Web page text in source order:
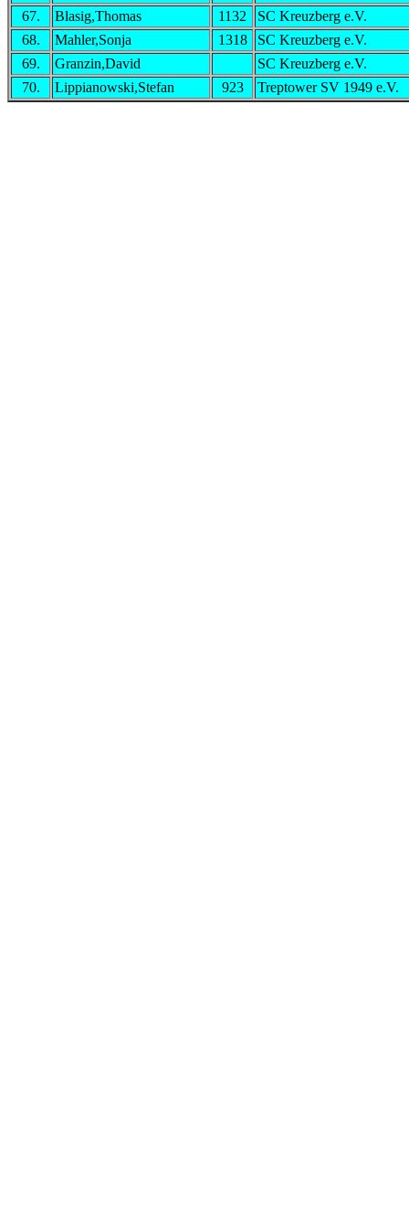
67. Blasig,Thomas 1132
SC Kreuzberg e.V.
68.
Mahler,Sonja 1318
SC Kreuzberg e.V.
69.
Granzin,David
SC Kreuzberg e.V.
70.
Lippianowski,Stefan 923 Treptower SV 1949 e.V.